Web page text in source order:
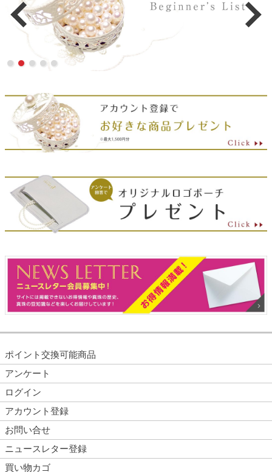
ポイント交換可能商品
アンケート
ログイン
アカウント登録
お問い合せ
ニュースレター登録
買い物カゴ